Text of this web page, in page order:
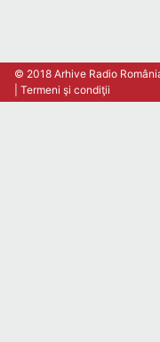
© 2018 Arhive Radio
Termeni şi condiţii